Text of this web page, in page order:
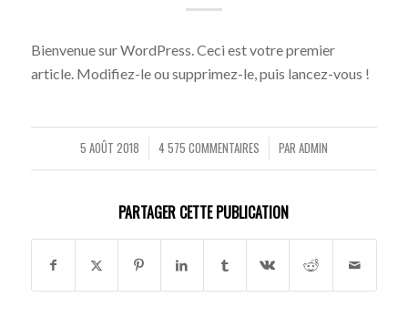
Bienvenue sur WordPress. Ceci est votre premier
article. Modifiez-le ou supprimez-le, puis lancez-vous !
5 AOÛT 2018
/ 4 575 COMMENTAIRES
/ PAR ADMIN
PARTAGER CETTE PUBLICATION